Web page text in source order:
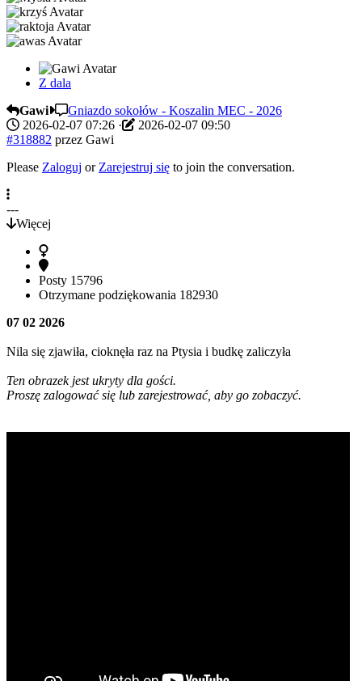
Z dala
Gawi
Gniazdo sokołów - Koszalin MEC - 2026
2026-02-07 07:26 ·
2026-02-07 09:50
#318882 przez Gawi
Please Zaloguj or Zarejestruj się to join the conversation.
---
Więcej
Posty 15796
Otrzymane podziękowania 182930
07 02 2026
Nila się zjawiła, cioknęła raz na Ptysia i budkę zaliczyła
Ten obrazek jest ukryty dla gości.
Proszę zalogować się lub zarejestrować, aby go zobaczyć.